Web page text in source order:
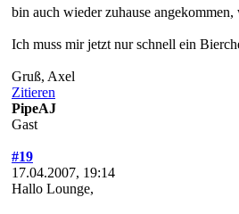
bin auch wieder zuhause
Ich muss mir jetzt nur schnell ein
Gruß, Axel
Zitieren
PipeAJ
Gast
#19
17.04.2007, 19:14
Hallo Lounge,